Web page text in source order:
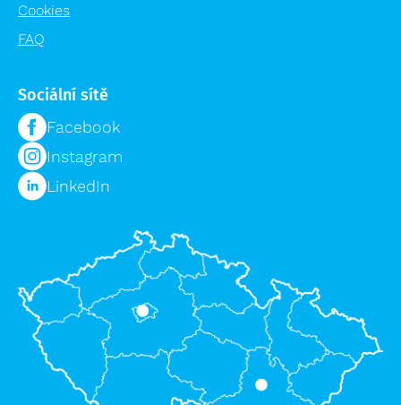
Cookies
FAQ
Sociální sítě
Facebook
Instagram
LinkedIn